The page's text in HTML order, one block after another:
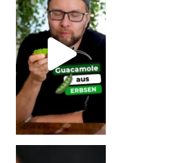
Vorsicht: Fallt nicht auf Kinder-Gerichte rein!